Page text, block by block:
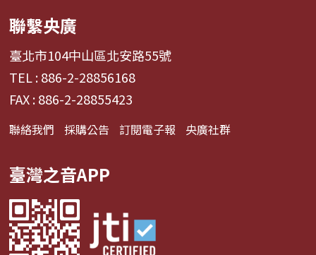
聯繫央廣
臺北市104中山區北安路55號
TEL : 886-2-28856168
FAX : 886-2-28855423
聯絡我們 採購公告 訂閱電子報 央廣社群
臺灣之音APP